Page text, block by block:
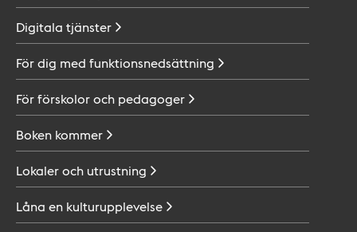
Digitala tjänster
För dig med funktionsnedsättning
För förskolor och pedagoger
Boken kommer
Lokaler och utrustning
Låna en kulturupplevelse